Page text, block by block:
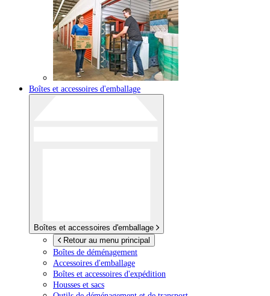
Boîtes et accessoires d'emballage
Boîtes et accessoires d'emballage
Retour au menu principal
Boîtes de déménagement
Accessoires d'emballage
Boîtes et accessoires d'expédition
Housses et sacs